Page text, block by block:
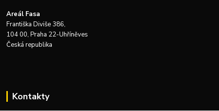
Areál Fasa
Františka Diviše 386,
104 00, Praha 22-Uhříněves
Česká republika
Kontakty